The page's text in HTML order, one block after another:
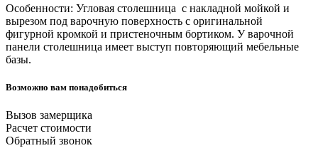
Особенности: Угловая столешница с накладной мойкой и
вырезом под варочную поверхность с оригинальной
фигурной кромкой и пристеночным бортиком. У варочной
панели столешница имеет выступ повторяющий мебельные
базы.
Возможно вам понадобиться
Вызов замерщика
Расчет стоимости
Обратный звонок